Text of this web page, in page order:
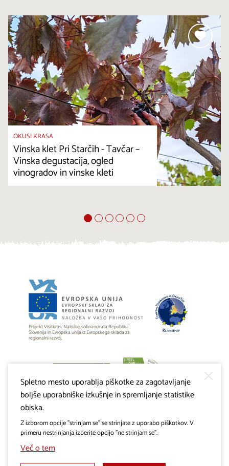
OKUSI KRASA
Vinska klet Pri Starčih - Tavčar –
Vinska degustacija, ogled
vinogradov in vinske kleti
Projekt Visitkras. Naložbo sofinancirata Republika
Slovenija in Evropska unija iz Evropskega sklada za
regionalni razvoj.
Spletno mesto uporablja piškotke za zagotavljanje
boljše uporabniške izkušnje in spremljanje statistike
obiska.
Z izborom opcije "strinjam se" se strinjate z uporabo piškotkov. V
primeru nestrinjanja izberite opcijo "ne strinjam se".
Več o tem